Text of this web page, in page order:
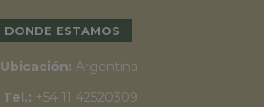
DONDE ESTAMOS
Ubicación: Argentina
Tel.: +54 11 42520309